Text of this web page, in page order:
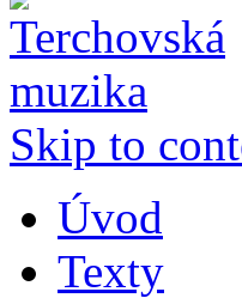
Skip to
Úvod
Texty